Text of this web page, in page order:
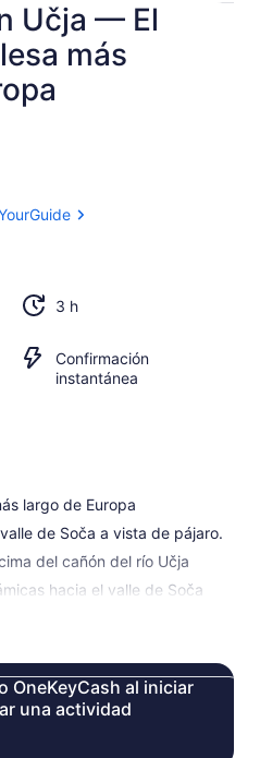
Učja — El
más
3 h
Confirmación
instantánea
largo de Europa
de Soča a vista de pájaro.
del cañón del río Učja
hacia el valle de Soča
OneKeyCash al iniciar
una actividad